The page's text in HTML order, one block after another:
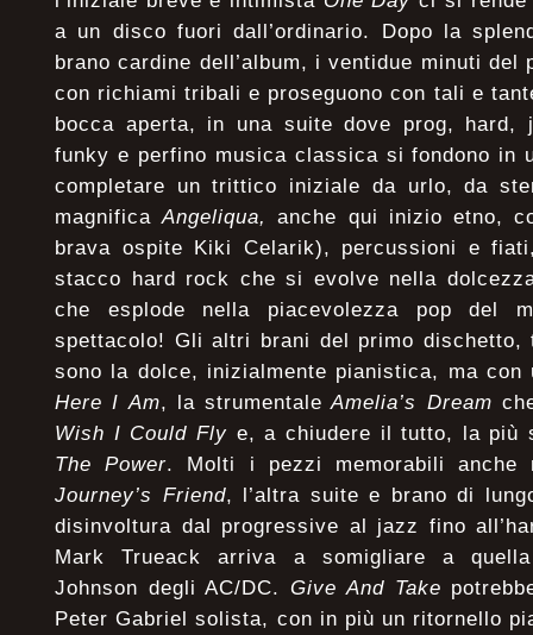
a un disco fuori dall’ordinario. Dopo la
brano cardine dell’album, i ventidue minuti del
con richiami tribali e proseguono con tali e
bocca aperta, in una suite dove prog, hard,
funky e perfino musica classica si fondono in
completare un trittico iniziale da urlo, da
magnificaAngeliqua, anche qui inizio etno,
brava ospite Kiki Celarik), percussioni e
stacco hard rock che si evolve nella
che esplode nella piacevolezza pop del
spettacolo! Gli altri brani del primo
sono la dolce, inizialmente pianistica, ma con
Here I Am, la strumentale Amelia’s Dream
Wish I Could Flye, a chiudere il tutto, la più
The Power. Molti i pezzi memorabili anche
Journey’s Friend, l’altra suite e brano di
disinvoltura dal progressive al jazz fino
Mark Trueack arriva a somigliare a
Johnson degli AC/DC.Give And Take
Peter Gabriel solista, con in più un ritornello